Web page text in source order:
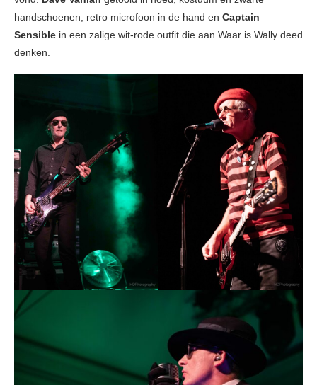
handschoenen, retro microfoon in de hand en Captain
Sensible in een zalige wit-rode outfit die aan Waar is Wally deed
denken.